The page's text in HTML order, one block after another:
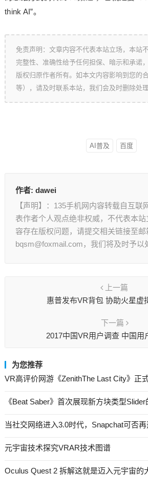
think AI”。
免责声明：文章内容不代表本站立场，本站
完整性、准确性给予任何担保、暗示和承诺
版权归原作者所有。如本文内容影响到您的
等），请及时联系本站，我们会及时删除处理
AI普及 百度
作者: dawei
【声明】：135手机网内容转载自互联
表作者个人观点绝非权威，不代表本
容存在版权问题，请提交相关链接至邮
bqsm@foxmail.com，我们将及时予以
上一篇
惠普发布VR背包 协助火星虚
下一篇
2017中国VR用户调查 中国用
为您推荐
VR高评价网游《ZenithThe Last City》正
《Beat Saber》首次展现新方块类型
当社交网络进入3.0时代，Snapchat可否再
元宇宙技术探究VRAR技术图谱
Oculus Quest 2 拆解这就是迈入元宇宙的